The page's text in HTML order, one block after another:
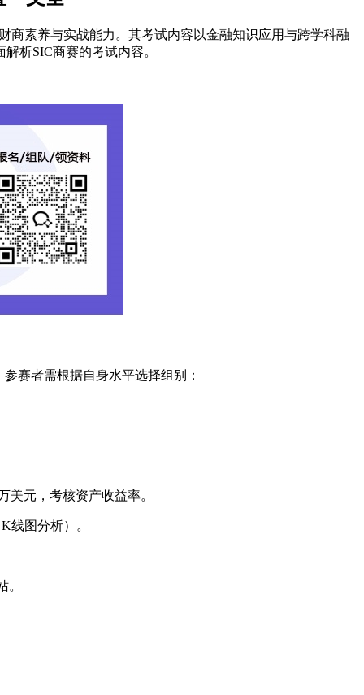
商素养与实战能力。其考试内容以金融知识应用与跨学科融
析SIC商赛的考试内容。
赛者需根据自身水平选择组别：
美元，考核资产收益率。
线图分析）。